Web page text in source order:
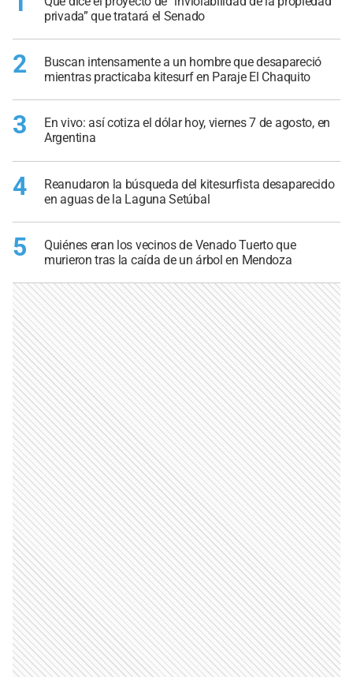
privada” que tratará el Senado
2
Buscan intensamente a un hombre que desapareció
mientras practicaba kitesurf en Paraje El Chaquito
3
En vivo: así cotiza el dólar hoy, viernes 7 de agosto, en
Argentina
4
Reanudaron la búsqueda del kitesurfista desaparecido
en aguas de la Laguna Setúbal
5
Quiénes eran los vecinos de Venado Tuerto que
murieron tras la caída de un árbol en Mendoza